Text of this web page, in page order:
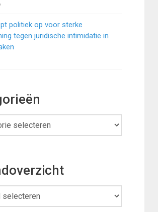
politiek op voor sterke
tegen juridische intimidatie in